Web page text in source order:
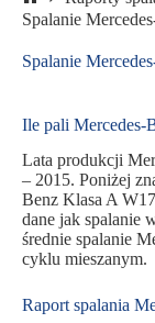
Strona
główna
Spalanie
Spalanie
Ile pali Mercedes-
Lata produkcji
– 2015. Poniżej
Benz Klasa A
dane jak spalanie
średnie spalanie
cyklu mieszanym.
Raport spalania